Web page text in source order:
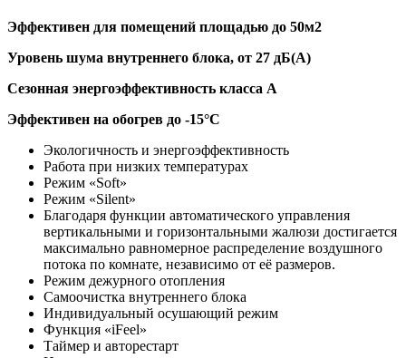
Эффективен для помещений площадью до 50м2
Уровень шума внутреннего блока, от 27 дБ(А)
Сезонная энергоэффективность класса А
Эффективен на обогрев до -15°C
Экологичность и энергоэффективность
Работа при низких температурах
Режим «Soft»
Режим «Silent»
Благодаря функции автоматического управления
вертикальными и горизонтальными жалюзи достигается
максимально равномерное распределение воздушного
потока по комнате, независимо от её размеров.
Режим дежурного отопления
Самоочистка внутреннего блока
Индивидуальный осушающий режим
Функция «iFeel»
Таймер и авторестарт